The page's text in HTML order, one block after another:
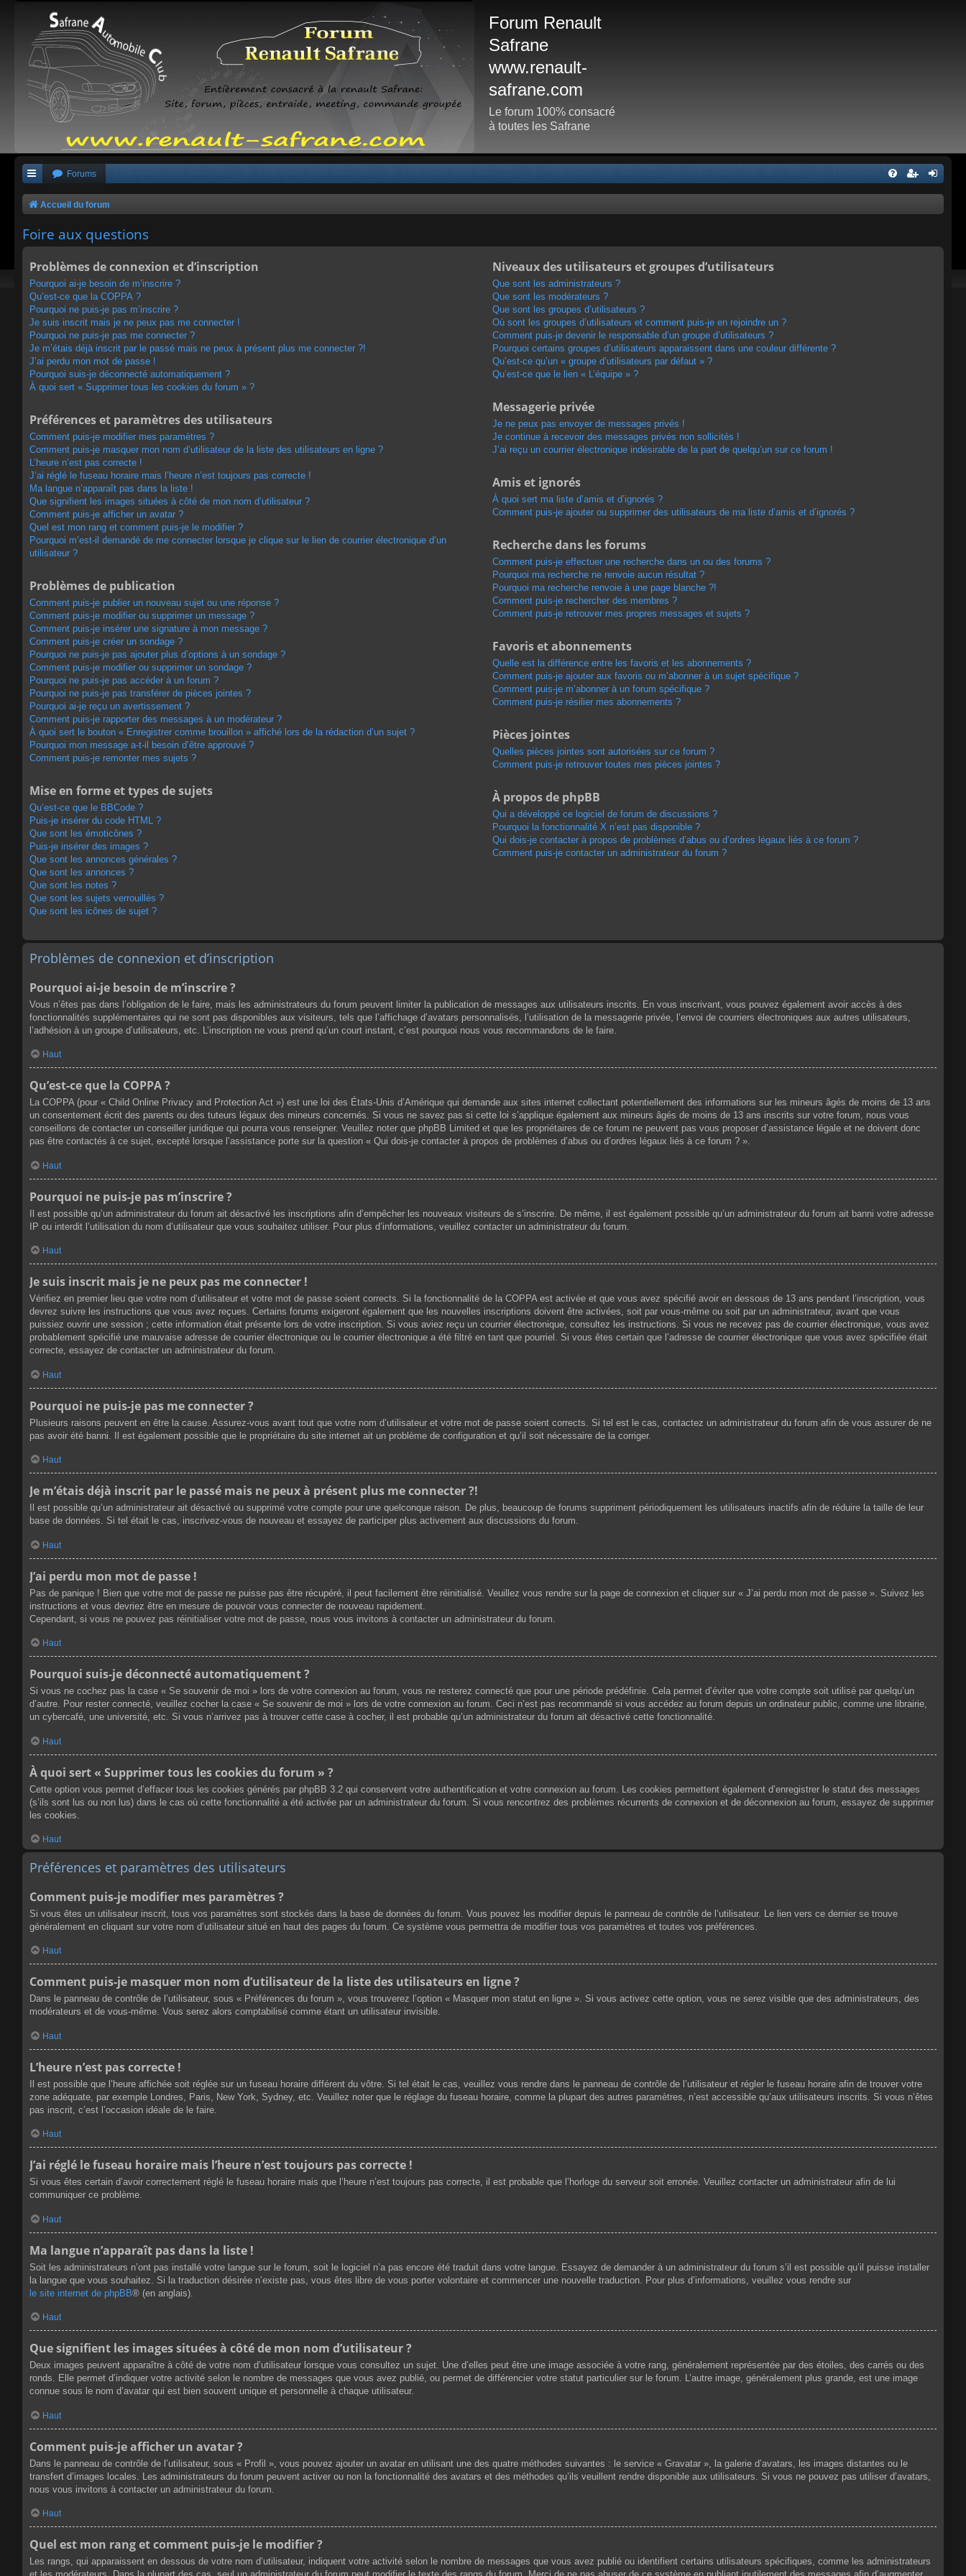
Forum Renault
Safrane
www.renault-
safrane.com
Le forum 100% consacré
à toutes les Safrane
Forums
Accueil du forum
Foire aux questions
Problèmes de connexion et d’inscription
Pourquoi ai-je besoin de m’inscrire ?
Qu’est-ce que la COPPA ?
Pourquoi ne puis-je pas m’inscrire ?
Je suis inscrit mais je ne peux pas me connecter !
Pourquoi ne puis-je pas me connecter ?
Je m’étais déjà inscrit par le passé mais ne peux à présent plus me connecter ?!
J’ai perdu mon mot de passe !
Pourquoi suis-je déconnecté automatiquement ?
À quoi sert « Supprimer tous les cookies du forum » ?
Préférences et paramètres des utilisateurs
Comment puis-je modifier mes paramètres ?
Comment puis-je masquer mon nom d’utilisateur de la liste des utilisateurs en ligne ?
L’heure n’est pas correcte !
J’ai réglé le fuseau horaire mais l’heure n’est toujours pas correcte !
Ma langue n’apparaît pas dans la liste !
Que signifient les images situées à côté de mon nom d’utilisateur ?
Comment puis-je afficher un avatar ?
Quel est mon rang et comment puis-je le modifier ?
Pourquoi m’est-il demandé de me connecter lorsque je clique sur le lien de courrier électronique d’un
utilisateur ?
Problèmes de publication
Comment puis-je publier un nouveau sujet ou une réponse ?
Comment puis-je modifier ou supprimer un message ?
Comment puis-je insérer une signature à mon message ?
Comment puis-je créer un sondage ?
Pourquoi ne puis-je pas ajouter plus d’options à un sondage ?
Comment puis-je modifier ou supprimer un sondage ?
Pourquoi ne puis-je pas accéder à un forum ?
Pourquoi ne puis-je pas transférer de pièces jointes ?
Pourquoi ai-je reçu un avertissement ?
Comment puis-je rapporter des messages à un modérateur ?
À quoi sert le bouton « Enregistrer comme brouillon » affiché lors de la rédaction d’un sujet ?
Pourquoi mon message a-t-il besoin d’être approuvé ?
Comment puis-je remonter mes sujets ?
Mise en forme et types de sujets
Qu’est-ce que le BBCode ?
Puis-je insérer du code HTML ?
Que sont les émoticônes ?
Puis-je insérer des images ?
Que sont les annonces générales ?
Que sont les annonces ?
Que sont les notes ?
Que sont les sujets verrouillés ?
Que sont les icônes de sujet ?
Niveaux des utilisateurs et groupes d’utilisateurs
Que sont les administrateurs ?
Que sont les modérateurs ?
Que sont les groupes d’utilisateurs ?
Où sont les groupes d’utilisateurs et comment puis-je en rejoindre un ?
Comment puis-je devenir le responsable d’un groupe d’utilisateurs ?
Pourquoi certains groupes d’utilisateurs apparaissent dans une couleur différente ?
Qu’est-ce qu’un « groupe d’utilisateurs par défaut » ?
Qu’est-ce que le lien « L’équipe » ?
Messagerie privée
Je ne peux pas envoyer de messages privés !
Je continue à recevoir des messages privés non sollicités !
J’ai reçu un courrier électronique indésirable de la part de quelqu’un sur ce forum !
Amis et ignorés
À quoi sert ma liste d’amis et d’ignorés ?
Comment puis-je ajouter ou supprimer des utilisateurs de ma liste d’amis et d’ignorés ?
Recherche dans les forums
Comment puis-je effectuer une recherche dans un ou des forums ?
Pourquoi ma recherche ne renvoie aucun résultat ?
Pourquoi ma recherche renvoie à une page blanche ?!
Comment puis-je rechercher des membres ?
Comment puis-je retrouver mes propres messages et sujets ?
Favoris et abonnements
Quelle est la différence entre les favoris et les abonnements ?
Comment puis-je ajouter aux favoris ou m’abonner à un sujet spécifique ?
Comment puis-je m’abonner à un forum spécifique ?
Comment puis-je résilier mes abonnements ?
Pièces jointes
Quelles pièces jointes sont autorisées sur ce forum ?
Comment puis-je retrouver toutes mes pièces jointes ?
À propos de phpBB
Qui a développé ce logiciel de forum de discussions ?
Pourquoi la fonctionnalité X n’est pas disponible ?
Qui dois-je contacter à propos de problèmes d’abus ou d’ordres légaux liés à ce forum ?
Comment puis-je contacter un administrateur du forum ?
Problèmes de connexion et d’inscription
Pourquoi ai-je besoin de m’inscrire ?
Vous n’êtes pas dans l’obligation de le faire, mais les administrateurs du forum peuvent limiter la publication de messages aux utilisateurs inscrits. En vous inscrivant, vous pouvez également avoir accès à des
fonctionnalités supplémentaires qui ne sont pas disponibles aux visiteurs, tels que l’affichage d’avatars personnalisés, l’utilisation de la messagerie privée, l’envoi de courriers électroniques aux autres utilisateurs,
l’adhésion à un groupe d’utilisateurs, etc. L’inscription ne vous prend qu’un court instant, c’est pourquoi nous vous recommandons de le faire.
Haut
Qu’est-ce que la COPPA ?
La COPPA (pour « Child Online Privacy and Protection Act ») est une loi des États-Unis d’Amérique qui demande aux sites internet collectant potentiellement des informations sur les mineurs âgés de moins de 13 ans
un consentement écrit des parents ou des tuteurs légaux des mineurs concernés. Si vous ne savez pas si cette loi s’applique également aux mineurs âgés de moins de 13 ans inscrits sur votre forum, nous vous
conseillons de contacter un conseiller juridique qui pourra vous renseigner. Veuillez noter que phpBB Limited et que les propriétaires de ce forum ne peuvent pas vous proposer d’assistance légale et ne doivent donc
pas être contactés à ce sujet, excepté lorsque l’assistance porte sur la question « Qui dois-je contacter à propos de problèmes d’abus ou d’ordres légaux liés à ce forum ? ».
Haut
Pourquoi ne puis-je pas m’inscrire ?
Il est possible qu’un administrateur du forum ait désactivé les inscriptions afin d’empêcher les nouveaux visiteurs de s’inscrire. De même, il est également possible qu’un administrateur du forum ait banni votre adresse
IP ou interdit l’utilisation du nom d’utilisateur que vous souhaitez utiliser. Pour plus d’informations, veuillez contacter un administrateur du forum.
Haut
Je suis inscrit mais je ne peux pas me connecter !
Vérifiez en premier lieu que votre nom d’utilisateur et votre mot de passe soient corrects. Si la fonctionnalité de la COPPA est activée et que vous avez spécifié avoir en dessous de 13 ans pendant l’inscription, vous
devrez suivre les instructions que vous avez reçues. Certains forums exigeront également que les nouvelles inscriptions doivent être activées, soit par vous-même ou soit par un administrateur, avant que vous
puissiez ouvrir une session ; cette information était présente lors de votre inscription. Si vous aviez reçu un courrier électronique, consultez les instructions. Si vous ne recevez pas de courrier électronique, vous avez
probablement spécifié une mauvaise adresse de courrier électronique ou le courrier électronique a été filtré en tant que pourriel. Si vous êtes certain que l’adresse de courrier électronique que vous avez spécifiée était
correcte, essayez de contacter un administrateur du forum.
Haut
Pourquoi ne puis-je pas me connecter ?
Plusieurs raisons peuvent en être la cause. Assurez-vous avant tout que votre nom d’utilisateur et votre mot de passe soient corrects. Si tel est le cas, contactez un administrateur du forum afin de vous assurer de ne
pas avoir été banni. Il est également possible que le propriétaire du site internet ait un problème de configuration et qu’il soit nécessaire de la corriger.
Haut
Je m’étais déjà inscrit par le passé mais ne peux à présent plus me connecter ?!
Il est possible qu’un administrateur ait désactivé ou supprimé votre compte pour une quelconque raison. De plus, beaucoup de forums suppriment périodiquement les utilisateurs inactifs afin de réduire la taille de leur
base de données. Si tel était le cas, inscrivez-vous de nouveau et essayez de participer plus activement aux discussions du forum.
Haut
J’ai perdu mon mot de passe !
Pas de panique ! Bien que votre mot de passe ne puisse pas être récupéré, il peut facilement être réinitialisé. Veuillez vous rendre sur la page de connexion et cliquer sur « J’ai perdu mon mot de passe ». Suivez les
instructions et vous devriez être en mesure de pouvoir vous connecter de nouveau rapidement.
Cependant, si vous ne pouvez pas réinitialiser votre mot de passe, nous vous invitons à contacter un administrateur du forum.
Haut
Pourquoi suis-je déconnecté automatiquement ?
Si vous ne cochez pas la case « Se souvenir de moi » lors de votre connexion au forum, vous ne resterez connecté que pour une période prédéfinie. Cela permet d’éviter que votre compte soit utilisé par quelqu’un
d’autre. Pour rester connecté, veuillez cocher la case « Se souvenir de moi » lors de votre connexion au forum. Ceci n’est pas recommandé si vous accédez au forum depuis un ordinateur public, comme une librairie,
un cybercafé, une université, etc. Si vous n’arrivez pas à trouver cette case à cocher, il est probable qu’un administrateur du forum ait désactivé cette fonctionnalité.
Haut
À quoi sert « Supprimer tous les cookies du forum » ?
Cette option vous permet d’effacer tous les cookies générés par phpBB 3.2 qui conservent votre authentification et votre connexion au forum. Les cookies permettent également d’enregistrer le statut des messages
(s’ils sont lus ou non lus) dans le cas où cette fonctionnalité a été activée par un administrateur du forum. Si vous rencontrez des problèmes récurrents de connexion et de déconnexion au forum, essayez de supprimer
les cookies.
Haut
Préférences et paramètres des utilisateurs
Comment puis-je modifier mes paramètres ?
Si vous êtes un utilisateur inscrit, tous vos paramètres sont stockés dans la base de données du forum. Vous pouvez les modifier depuis le panneau de contrôle de l’utilisateur. Le lien vers ce dernier se trouve
généralement en cliquant sur votre nom d’utilisateur situé en haut des pages du forum. Ce système vous permettra de modifier tous vos paramètres et toutes vos préférences.
Haut
Comment puis-je masquer mon nom d’utilisateur de la liste des utilisateurs en ligne ?
Dans le panneau de contrôle de l’utilisateur, sous « Préférences du forum », vous trouverez l’option « Masquer mon statut en ligne ». Si vous activez cette option, vous ne serez visible que des administrateurs, des
modérateurs et de vous-même. Vous serez alors comptabilisé comme étant un utilisateur invisible.
Haut
L’heure n’est pas correcte !
Il est possible que l’heure affichée soit réglée sur un fuseau horaire différent du vôtre. Si tel était le cas, veuillez vous rendre dans le panneau de contrôle de l’utilisateur et régler le fuseau horaire afin de trouver votre
zone adéquate, par exemple Londres, Paris, New York, Sydney, etc. Veuillez noter que le réglage du fuseau horaire, comme la plupart des autres paramètres, n’est accessible qu’aux utilisateurs inscrits. Si vous n’êtes
pas inscrit, c’est l’occasion idéale de le faire.
Haut
J’ai réglé le fuseau horaire mais l’heure n’est toujours pas correcte !
Si vous êtes certain d’avoir correctement réglé le fuseau horaire mais que l’heure n’est toujours pas correcte, il est probable que l’horloge du serveur soit erronée. Veuillez contacter un administrateur afin de lui
communiquer ce problème.
Haut
Ma langue n’apparaît pas dans la liste !
Soit les administrateurs n’ont pas installé votre langue sur le forum, soit le logiciel n’a pas encore été traduit dans votre langue. Essayez de demander à un administrateur du forum s’il est possible qu’il puisse installer
la langue que vous souhaitez. Si la traduction désirée n’existe pas, vous êtes libre de vous porter volontaire et commencer une nouvelle traduction. Pour plus d’informations, veuillez vous rendre sur
le site internet de phpBB® (en anglais).
Haut
Que signifient les images situées à côté de mon nom d’utilisateur ?
Deux images peuvent apparaître à côté de votre nom d’utilisateur lorsque vous consultez un sujet. Une d’elles peut être une image associée à votre rang, généralement représentée par des étoiles, des carrés ou des
ronds. Elle permet d’indiquer votre activité selon le nombre de messages que vous avez publié, ou permet de différencier votre statut particulier sur le forum. L’autre image, généralement plus grande, est une image
connue sous le nom d’avatar qui est bien souvent unique et personnelle à chaque utilisateur.
Haut
Comment puis-je afficher un avatar ?
Dans le panneau de contrôle de l’utilisateur, sous « Profil », vous pouvez ajouter un avatar en utilisant une des quatre méthodes suivantes : le service « Gravatar », la galerie d’avatars, les images distantes ou le
transfert d’images locales. Les administrateurs du forum peuvent activer ou non la fonctionnalité des avatars et des méthodes qu’ils veuillent rendre disponible aux utilisateurs. Si vous ne pouvez pas utiliser d’avatars,
nous vous invitons à contacter un administrateur du forum.
Haut
Quel est mon rang et comment puis-je le modifier ?
Les rangs, qui apparaissent en dessous de votre nom d’utilisateur, indiquent votre activité selon le nombre de messages que vous avez publié ou identifient certains utilisateurs spécifiques, comme les administrateurs